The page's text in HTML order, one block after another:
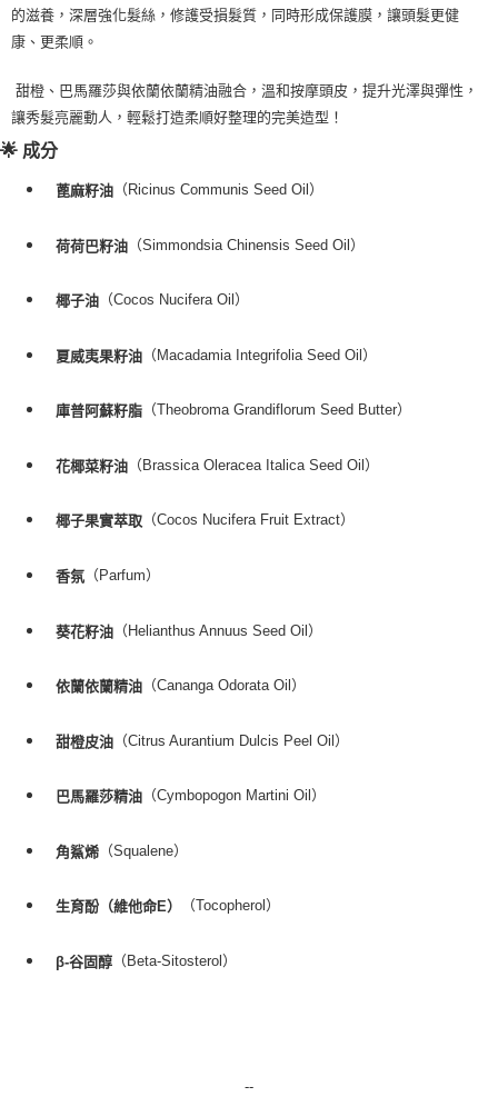
每筆NT$80，滿NT$999(含以上)免運費
每筆NT$80，滿NT$999(含以上)免運費
7-11取貨付款
每筆NT$80，滿NT$999(含以上)免運費
7-11純取貨 (先付款
每筆NT$100，滿NT$999(含以上)免運費
付款後門市自取
的滋養，深層強化髮絲，修護受損髮質，同時形成保護膜，讓頭髮更健
康、更柔順。
甜橙、巴馬羅莎與依蘭依蘭精油融合，溫和按摩頭皮，提升光澤與彈性，
讓秀髮亮麗動人，輕鬆打造柔順好整理的完美造型！
🌟 成分
蓖麻籽油 （Ricinus Communis Seed Oil）
荷荷巴籽油 （Simmondsia Chinensis Seed Oil）
椰子油 （Cocos Nucifera Oil）
夏威夷果籽油 （Macadamia Integrifolia Seed Oil）
庫普阿蘇籽脂 （Theobroma Grandiflorum Seed Butter）
花椰菜籽油 （Brassica Oleracea Italica Seed Oil）
椰子果實萃取 （Cocos Nucifera Fruit Extract）
香氛 （Parfum）
葵花籽油 （Helianthus Annuus Seed Oil）
依蘭依蘭精油 （Cananga Odorata Oil）
甜橙皮油 （Citrus Aurantium Dulcis Peel Oil）
巴馬羅莎精油 （Cymbopogon Martini Oil）
角鯊烯 （Squalene）
生育酚（維他命E） （Tocopherol）
β-谷固醇 （Beta-Sitosterol）
--